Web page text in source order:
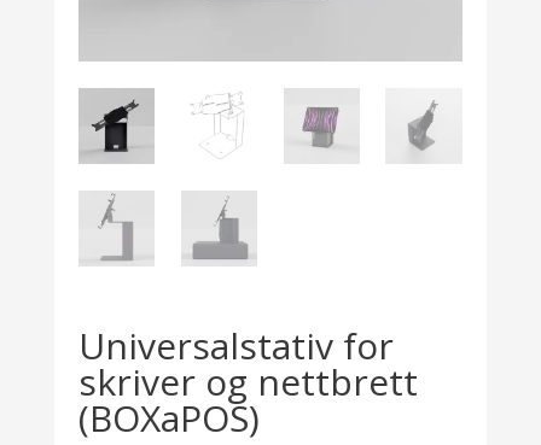
Universalstativ for
skriver og nettbrett
(BOXaPOS)